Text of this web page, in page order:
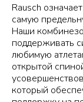
Rausch
самую
Наши
поддерживать
любимую
открытой
который